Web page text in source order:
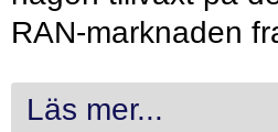
RAN-marknaden
Läs mer...